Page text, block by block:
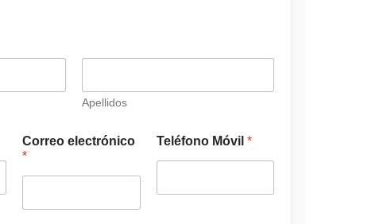
Apellidos
Correo electrónico
*
Teléfono Móvil *
C